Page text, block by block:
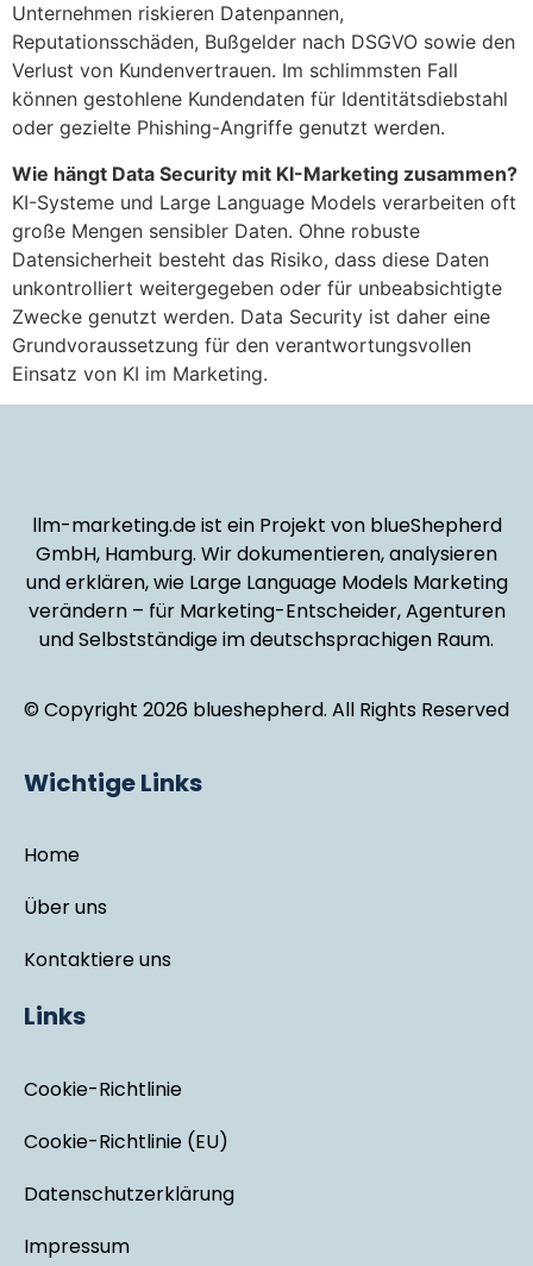
Unternehmen riskieren Datenpannen,
Reputationsschäden, Bußgelder nach DSGVO sowie den
Verlust von Kundenvertrauen. Im schlimmsten Fall
können gestohlene Kundendaten für Identitätsdiebstahl
oder gezielte Phishing-Angriffe genutzt werden.
Wie hängt Data Security mit KI-Marketing zusammen?
KI-Systeme und Large Language Models verarbeiten oft
große Mengen sensibler Daten. Ohne robuste
Datensicherheit besteht das Risiko, dass diese Daten
unkontrolliert weitergegeben oder für unbeabsichtigte
Zwecke genutzt werden. Data Security ist daher eine
Grundvoraussetzung für den verantwortungsvollen
Einsatz von KI im Marketing.
llm-marketing.de ist ein Projekt von blueShepherd
GmbH, Hamburg. Wir dokumentieren, analysieren
und erklären, wie Large Language Models Marketing
verändern – für Marketing-Entscheider, Agenturen
und Selbstständige im deutschsprachigen Raum.
© Copyright 2026 blueshepherd. All Rights Reserved
Wichtige Links
Home
Über uns
Kontaktiere uns
Links
Cookie-Richtlinie
Cookie-Richtlinie (EU)
Datenschutzerklärung
Impressum